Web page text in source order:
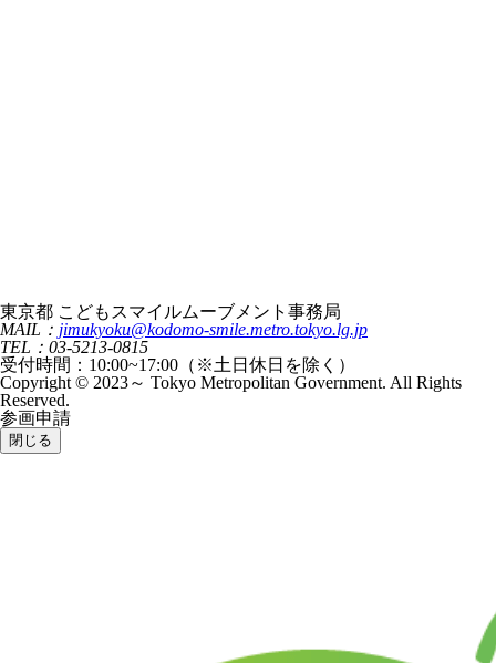
東京都 こどもスマイルムーブメント事務局
MAIL： jimukyoku@kodomo-smile.metro.tokyo.lg.jp
TEL：03-5213-0815
受付時間：10:00~17:00（※土日休日を除く）
Copyright © 2023～ Tokyo Metropolitan Government. All Rights
Reserved.
参画申請
閉じる